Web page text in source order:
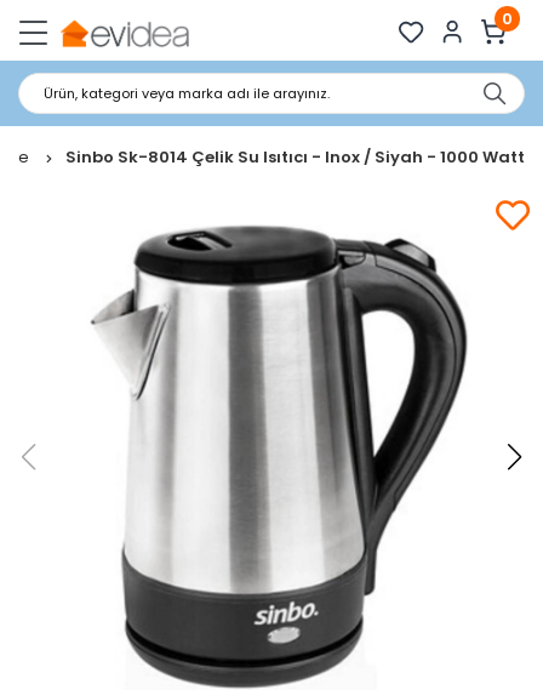
0
Ürün, kategori veya marka adı ile arayınız.
Sinbo Sk-8014 Çelik Su Isıtıcı - Inox / Siyah - 1000 Watt